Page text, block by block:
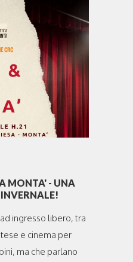
MONTA' - UNA
ingresso libero, tra
e cinema per
ma che parlano